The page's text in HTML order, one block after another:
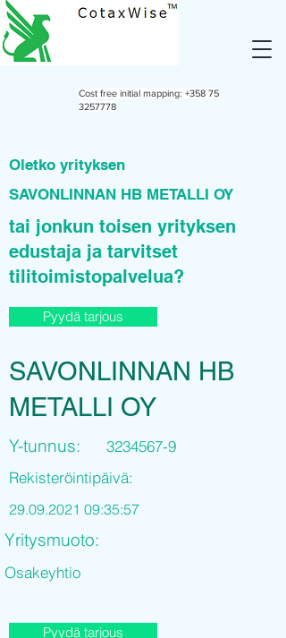
Cost free initial mapping: +358 75
3257778
Oletko yrityksen
SAVONLINNAN HB METALLI OY
tai jonkun toisen yrityksen
edustaja ja tarvitset
tilitoimistopalvelua?
Pyydä tarjous
SAVONLINNAN HB
METALLI OY
Y-tunnus:
3234567-9
Rekisteröintipäivä:
29.09.2021 09:35:57
Yritysmuoto:
Osakeyhtio
Pyydä tarjous